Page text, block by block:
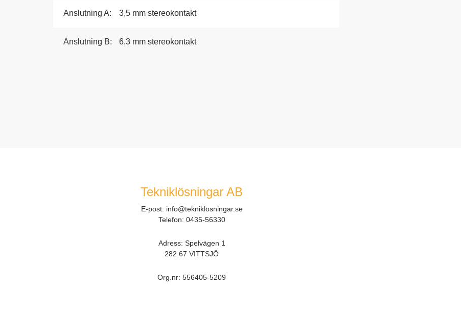
Anslutning A: 3,5 mm stereokontakt
Anslutning B: 6,3 mm stereokontakt
Tekniklösningar AB
E-post: info@tekniklosningar.se
Telefon: 0435-56330
Adress: Spelvägen 1
282 67 VITTSJÖ
Org.nr: 556405-5209